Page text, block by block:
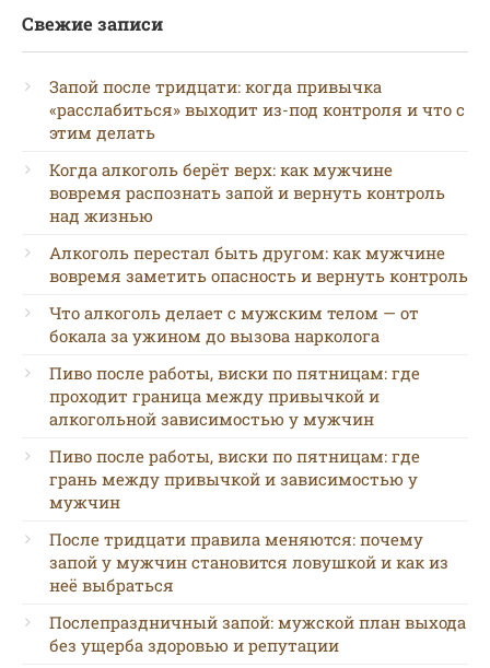
Свежие записи
Запой после тридцати: когда привычка
«расслабиться» выходит из-под контроля и что с
этим делать
Когда алкоголь берёт верх: как мужчине
вовремя распознать запой и вернуть контроль
над жизнью
Алкоголь перестал быть другом: как мужчине
вовремя заметить опасность и вернуть контроль
Что алкоголь делает с мужским телом — от
бокала за ужином до вызова нарколога
Пиво после работы, виски по пятницам: где
проходит граница между привычкой и
алкогольной зависимостью у мужчин
Пиво после работы, виски по пятницам: где
грань между привычкой и зависимостью у
мужчин
После тридцати правила меняются: почему
запой у мужчин становится ловушкой и как из
неё выбраться
Послепраздничный запой: мужской план выхода
без ущерба здоровью и репутации